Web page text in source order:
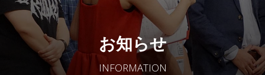
お知らせ
INFORMATION